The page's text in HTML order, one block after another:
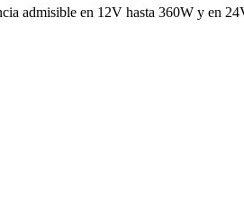
admisible en 12V hasta 360W y en